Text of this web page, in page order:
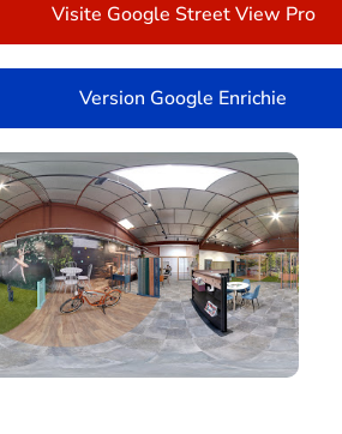
Visite Google Street View Pro
Version Google Enrichie